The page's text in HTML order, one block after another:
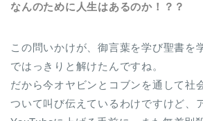
なんのために人生はあるのか！？？
この問いかけが、御言葉を学び聖書を
ではっきりと解けたんですね。
だから今オヤビンとコブンを通して社
ついて叫び伝えているわけですけど、